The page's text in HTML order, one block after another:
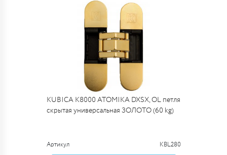
KUBICA K8000 ATOMIKA DXSX, OL петля
скрытая универсальная ЗОЛОТО (60 kg)
Артикул KBL280